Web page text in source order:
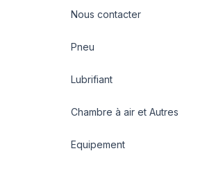
Nous contacter
Pneu
Lubrifiant
Chambre à air et Autres
Equipement